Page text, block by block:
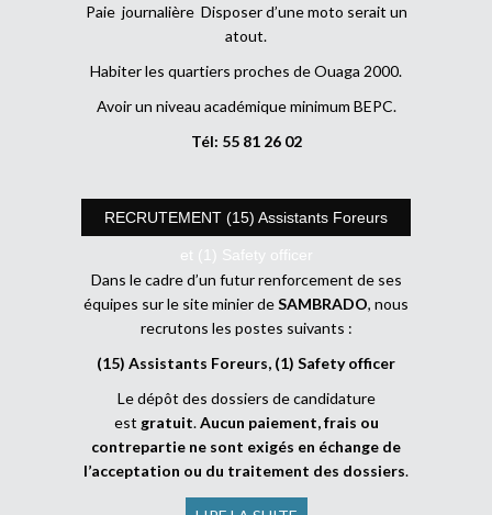
Paie journalière Disposer d’une moto serait un
atout.
Habiter les quartiers proches de Ouaga 2000.
Avoir un niveau académique minimum BEPC.
Tél: 55 81 26 02
RECRUTEMENT (15) Assistants Foreurs
et (1) Safety officer
Dans le cadre d’un futur renforcement de ses
équipes sur le site minier deSAMBRADO, nous
recrutons les postes suivants :
(15) Assistants Foreurs, (1) Safety officer
Le dépôt des dossiers de candidature
est gratuit.Aucun paiement, frais ou
contrepartie ne sont exigés en échange de
l’acceptation ou du traitement des dossiers.